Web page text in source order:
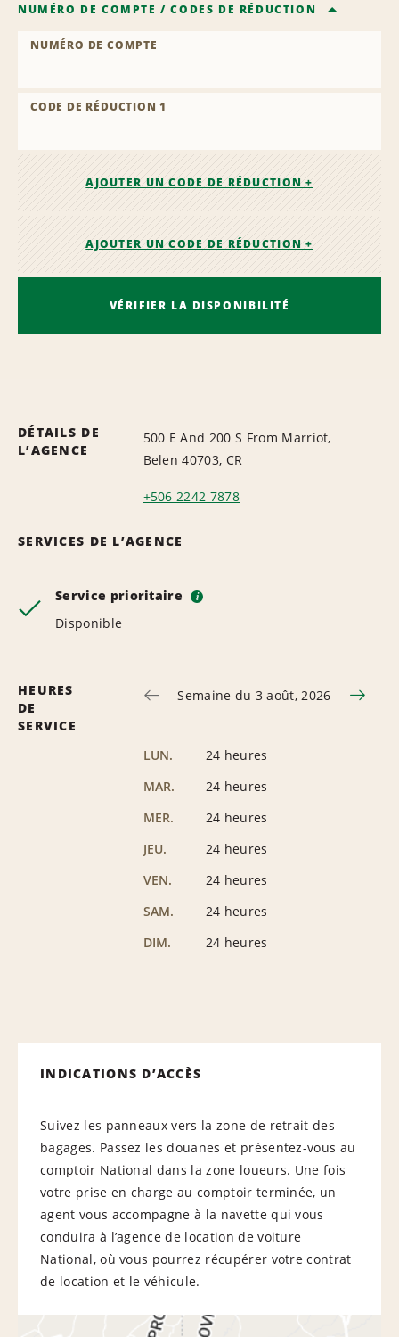
NUMÉRO DE COMPTE /CODES DE RÉDUCTION
NUMÉRO DE COMPTE
CODE DE RÉDUCTION 1
AJOUTER UN CODE DE RÉDUCTION +
AJOUTER UN CODE DE RÉDUCTION +
VÉRIFIER LA DISPONIBILITÉ
DÉTAILS DE
L’AGENCE
500 E And 200 S From Marriot,
Belen 40703, CR
+506 2242 7878
SERVICES DE L’AGENCE
Service prioritaire i
Disponible
HEURES
DE
SERVICE
Semaine du 3 août, 2026
LUN.
24 heures
MAR.
24 heures
MER.
24 heures
JEU.
24 heures
VEN.
24 heures
SAM.
24 heures
DIM.
24 heures
INDICATIONS D’ACCÈS
Suivez les panneaux vers la zone de retrait des
bagages. Passez les douanes et présentez-vous au
comptoir National dans la zone loueurs. Une fois
votre prise en charge au comptoir terminée, un
agent vous accompagne à la navette qui vous
conduira à l’agence de location de voiture
National, où vous pourrez récupérer votre contrat
de location et le véhicule.